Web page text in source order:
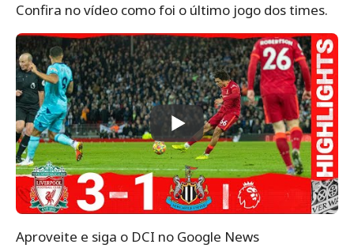
Confira no vídeo como foi o último jogo dos times.
Aproveite e siga o DCI no Google News